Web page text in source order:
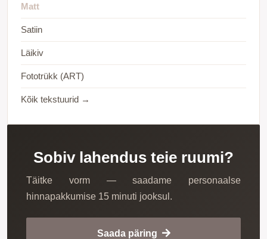
Matt
Satiin
Läikiv
Fototrükk (ART)
Kõik tekstuurid →
Sobiv lahendus teie ruumi?
Täitke vorm — saadame personaalse
hinnapakkumise 15 minuti jooksul.
Saada päring